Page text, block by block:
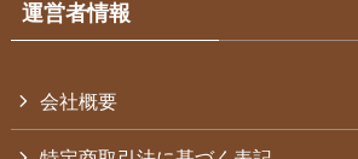
運営者情報
会社概要